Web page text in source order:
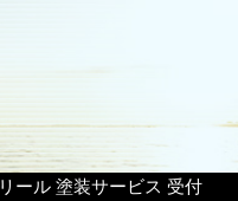
リール 塗装サービス 受付